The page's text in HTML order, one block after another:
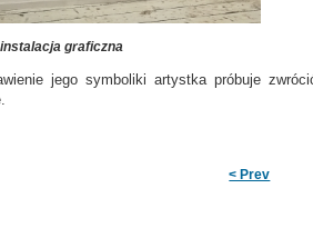
graficzna
jego symboliki artystka próbuje
< Prev